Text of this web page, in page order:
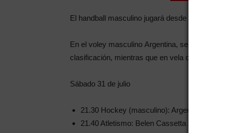
El handball masculino jugará desde las 2:15
En el voley masculino Argentina, se ubica
clasificación, mientras que en vela continúan
Sábado 31 de julio
21.30 Hockey (masculino): Argentina vs
21.40 Atletismo: Belen Cassetta /